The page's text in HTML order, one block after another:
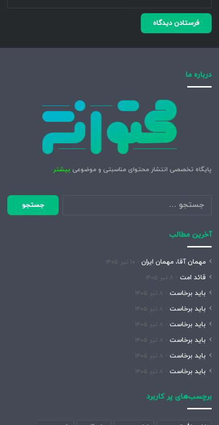
درباره ما
پایگاه تخصصی انتشار محتوای مناسبتی و موضوعی بیشتر
جستجو
برای:
آخرین مطالب
مهمان آقا، مهمان ایران ۱۰ تیر ۱۴۰۵
قائد امت ۸ تیر ۱۴۰۵
باید برخاست ۸ تیر ۱۴۰۵
باید برخاست ۸ تیر ۱۴۰۵
باید برخاست ۸ تیر ۱۴۰۵
باید برخاست ۸ تیر ۱۴۰۵
باید برخاست ۸ تیر ۱۴۰۵
باید برخاست ۸ تیر ۱۴۰۵
برچسب‌های پر کاربرد